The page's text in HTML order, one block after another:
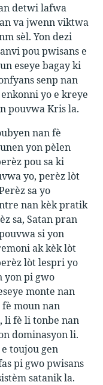
detwi lafwa
va jwenn viktwa
sèl. Yon dezi
pou pwisans e
eseye bagay ki
senp nan
yo e kreye
pouvwa Kris la.
nan fè
yon pèlen
pou sa ki
yo, perèz lòt
sa yo
nan kèk pratik
sa, Satan pran
si yon
ak kèk lòt
lòt lespri yo
yon pi gwo
monte nan
moun nan
li fè li tonbe nan
dominasyon li.
toujou gen
pi gwo pwisans
satanik la.